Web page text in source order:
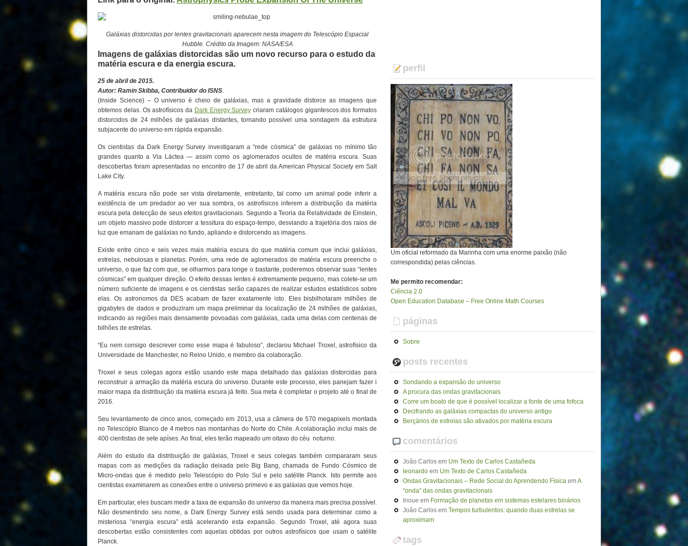
Galáxias distorcidas por lentes gravitacionais aparecem nesta imagem do Telescópio Espacial
Hubble. Crédito da Imagem: NASA/ESA
Imagens de galáxias distorcidas são um novo recurso para o estudo da
matéria escura e da energia escura.
25 de abril de 2015.
Autor: Ramin Skibba, Contribuidor do ISNS.
(Inside Science) – O universo é cheio de galáxias, mas a gravidade distorce as imagens que
obtemos delas. Os astrofísicos da Dark Energy Survey criaram catálogos gigantescos dos formatos
distorcidos de 24 milhões de galáxias distantes, tornando possível uma sondagem da estrutura
subjacente do universo em rápida expansão.
Os cientistas da Dark Energy Survey investigaram a “rede cósmica” de galáxias no mínimo tão
grandes quanto a Via Láctea — assim como os aglomerados ocultos de matéria escura. Suas
descobertas foram apresentadas no encontro de 17 de abril da American Physical Society em Salt
Lake City.
A matéria escura não pode ser vista diretamente, entretanto, tal como um animal pode inferir a
existência de um predador ao ver sua sombra, os astrofísicos inferem a distribuição da matéria
escura pela detecção de seus efeitos gravitacionais. Segundo a Teoria da Relatividade de Einstein,
um objeto massivo pode distorcer a tessitura do espaço-tempo, desviando a trajetória dos raios de
luz que emanam de galáxias no fundo, apliando e distorcendo as imagens.
Existe entre cinco e seis vezes mais matéria escura do que matéria comum que inclui galáxias,
estrelas, nebulosas e planetas. Porém, uma rede de aglomerados de matéria escura preenche o
universo, o que faz com que, se olharmos para longe o bastante, poderemos observar suas “lentes
cósmicas” em qualquer direção. O efeito dessas lentes é extremamente pequeno, mas colete-se um
número suficiente de imagens e os cientistas serão capazes de realizar estudos estatísticos sobre
elas. Os astronomos da DES acabam de fazer exatamente isto. Eles bisbilhotaram milhões de
gigabytes de dados e produziram um mapa preliminar da localização de 24 milhões de galáxias,
indicando as regiões mais densamente povoadas com galáxias, cada uma delas com centenas de
bilhões de estrelas.
“Eu nem consigo descrever como esse mapa é fabuloso”, declarou Michael Troxel, astrofísico da
Universidade de Manchester, no Reino Unido, e membro da colaboração.
Troxel e seus colegas agora estão usando este mapa detalhado das galáxias distorcidas para
reconstruir a armação da matéria escura do universo. Durante este processo, eles panejam fazer i
maior mapa da distribuição da matéria escura já feito. Sua meta é completar o projeto até o final de
2016.
Seu levantamento de cinco anos, começado em 2013, usa a câmera de 570 megapixels montada
no Telescópio Blanco de 4 metros nas montanhas do Norte do Chile. A colaboração inclui mais de
400 cientistas de sete apíses. Ao final, eles terão mapeado um oitavo do céu noturno.
Além do estudo da distribuição de galáxias, Troxel e seus colegas também compararam seus
mapas com as medições da radiação deixada pelo Big Bang, chamada de Fundo Cósmico de
Micro-ondas que é medido pelo Telescópio do Polo Sul e pelo satélite Planck. Isto permite aos
cientistas examinarem as conexões entre o universo primevo e as galáxias que vemos hoje.
Em particular, eles buscam medir a taxa de expansão do universo da maneira mais precisa possível.
Não desmentindo seu nome, a Dark Energy Survey está sendo usada para determinar como a
misteriosa “energia escura” está acelerando esta expansão. Segundo Troxel, até agora suas
descobertas estão consistentes com aquelas obtidas por outros astrofísicos que usam o satélite
Planck.
perfil
Um oficial reformado da Marinha com uma enorme paixão (não
correspondida) pelas ciências.
Me permito recomendar:
Ciência 2.0
Open Education Database – Free Online Math Courses
páginas
Sobre
posts recentes
Sondando a expansão do universo
A procura das ondas gravitacionais
Corre um boato de que é possível localizar a fonte de uma fofoca
Decifrando as galáxias compactas do universo antigo
Berçários de estrelas são ativados por matéria escura
comentários
João Carlos em Um Texto de Carlos Castañeda
leonardo em Um Texto de Carlos Castañeda
Ondas Gravitacionais – Rede Social do Aprendendo Física emA
“onda” das ondas gravitacionais
Inoue em Formação de planetas em sistemas estelares binários
João Carlos em Tempos turbulentos: quando duas estrelas se
aproximam
tags